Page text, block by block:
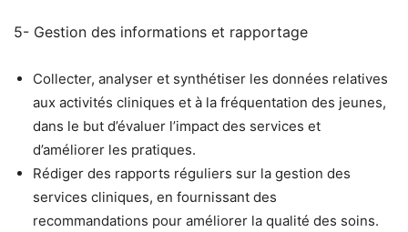
5- Gestion des informations et rapportage
Collecter, analyser et synthétiser les données relatives
aux activités cliniques et à la fréquentation des jeunes,
dans le but d’évaluer l’impact des services et
d’améliorer les pratiques.
Rédiger des rapports réguliers sur la gestion des
services cliniques, en fournissant des
recommandations pour améliorer la qualité des soins.